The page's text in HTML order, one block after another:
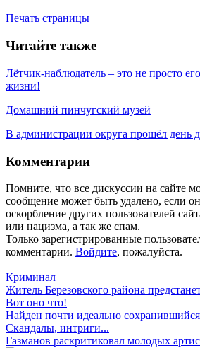
Печать страницы
Читайте также
Лётчик-наблюдатель – это не просто
жизни!
Домашний пинчугский музей
В администрации округа прошёл день
Комментарии
Помните, что все дискуссии на сайте
сообщение может быть удалено, если
оскорбление других пользователей
или нацизма, а так же спам.
Только зарегистрированные
комментарии. Войдите, пожалуйста.
Криминал
Житель Березовского района
Вот оно что!
Найден почти идеально
Скандалы, интриги...
Газманов раскритиковал молодых